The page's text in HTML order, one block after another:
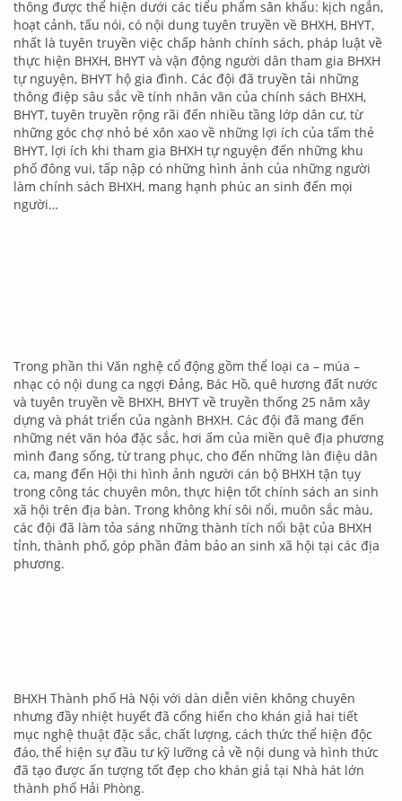
thông được thể hiện dưới các tiểu phẩm sân khấu: kịch ngắn,
hoạt cảnh, tấu nói, có nội dung tuyên truyền về BHXH, BHYT,
nhất là tuyên truyền việc chấp hành chính sách, pháp luật về
thực hiện BHXH, BHYT và vận động người dân tham gia BHXH
tự nguyện, BHYT hộ gia đình. Các đội đã truyền tải những
thông điệp sâu sắc về tính nhân văn của chính sách BHXH,
BHYT, tuyên truyền rộng rãi đến nhiều tầng lớp dân cư, từ
những góc chợ nhỏ bé xôn xao về những lợi ích của tấm thẻ
BHYT, lợi ích khi tham gia BHXH tự nguyện đến những khu
phố đông vui, tấp nập có những hình ảnh của những người
làm chính sách BHXH, mang hạnh phúc an sinh đến mọi
người…
Trong phần thi Văn nghệ cổ động gồm thể loại ca – múa –
nhạc có nội dung ca ngợi Đảng, Bác Hồ, quê hương đất nước
và tuyên truyền về BHXH, BHYT về truyền thống 25 năm xây
dựng và phát triển của ngành BHXH. Các đội đã mang đến
những nét văn hóa đặc sắc, hơi ấm của miền quê địa phương
mình đang sống, từ trang phục, cho đến những làn điệu dân
ca, mang đến Hội thi hình ảnh người cán bộ BHXH tận tụy
trong công tác chuyên môn, thực hiện tốt chính sách an sinh
xã hội trên địa bàn. Trong không khí sôi nổi, muôn sắc màu,
các đội đã làm tỏa sáng những thành tích nổi bật của BHXH
tỉnh, thành phố, góp phần đảm bảo an sinh xã hội tại các địa
phương.
BHXH Thành phố Hà Nội với dàn diễn viên không chuyên
nhưng đầy nhiệt huyết đã cống hiến cho khán giả hai tiết
mục nghệ thuật đặc sắc, chất lượng, cách thức thể hiện độc
đáo, thể hiện sự đầu tư kỹ lưỡng cả về nội dung và hình thức
đã tạo được ấn tượng tốt đẹp cho khán giả tại Nhà hát lớn
thành phố Hải Phòng.